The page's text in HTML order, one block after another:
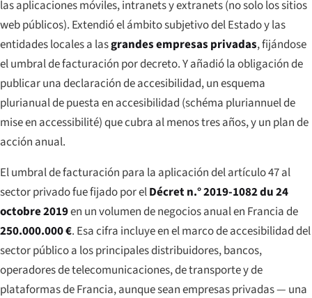
las aplicaciones móviles, intranets y extranets (no solo los sitios
web públicos). Extendió el ámbito subjetivo del Estado y las
entidades locales a lasgrandes empresas privadas, fijándose
el umbral de facturación por decreto. Y añadió la obligación de
publicar unadeclaración de accesibilidad, unesquema
plurianual de puesta en accesibilidad (schéma pluriannuel de
mise en accessibilité) que cubra al menos tres años, y un plan de
acción anual.
El umbral de facturación para la aplicación del artículo 47 al
sector privado fue fijado por elDécret n.° 2019-1082 du 24
octobre 2019en un volumen de negocios anual en Francia de
250.000.000 €. Esa cifra incluye en el marco de accesibilidad del
sector público a los principales distribuidores, bancos,
operadores de telecomunicaciones, de transporte y de
plataformas de Francia, aunque sean empresas privadas — una